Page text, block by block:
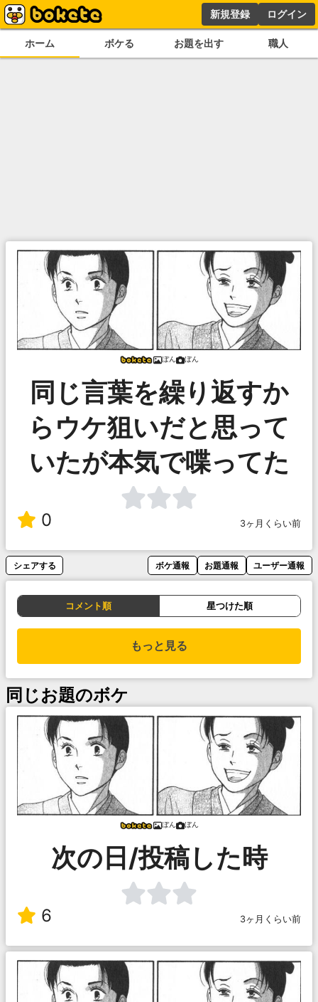
新規登録 ログイン
ホーム ボケる お題を出す 職人
ぼん ぼん
同じ言葉を繰り返すか
らウケ狙いだと思って
いたが本気で喋ってた
0 3ヶ月くらい前
シェアする ボケ通報 お題通報 ユーザー通報
コメント順 星つけた順
もっと見る
同じお題のボケ
ぼん ぼん
次の日/投稿した時
6 3ヶ月くらい前